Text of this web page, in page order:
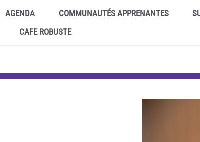
AGENDA COMMUNAUTÉS APPRENANTES
CAFE ROBUSTE